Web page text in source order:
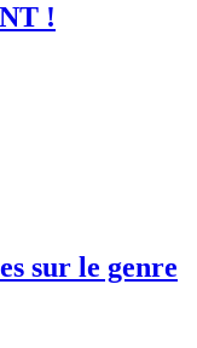
!
sur le genre